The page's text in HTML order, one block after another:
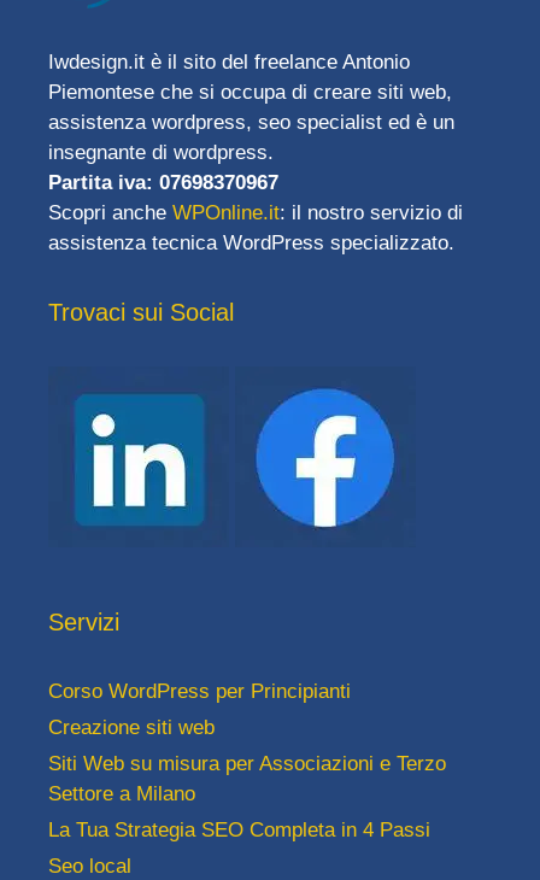
Iwdesign.it è il sito del freelance Antonio
Piemontese che si occupa di creare siti web,
assistenza wordpress, seo specialist ed è un
insegnante di wordpress.
Partita iva: 07698370967
Scopri anche WPOnline.it: il nostro servizio di
assistenza tecnica WordPress specializzato.
Trovaci sui Social
Servizi
Corso WordPress per Principianti
Creazione siti web
Siti Web su misura per Associazioni e Terzo
Settore a Milano
La Tua Strategia SEO Completa in 4 Passi
Seo local